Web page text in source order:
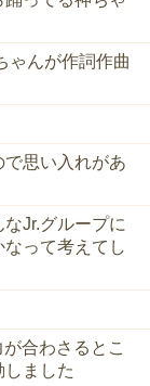
ゃんが作詞作曲
思い入れがあ
Jr.グループに
って考えてし
合わさるとこ
ました